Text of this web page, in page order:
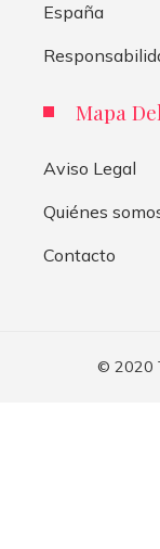
España
Mapa
Aviso Legal
Quiénes
Contacto
© 2020